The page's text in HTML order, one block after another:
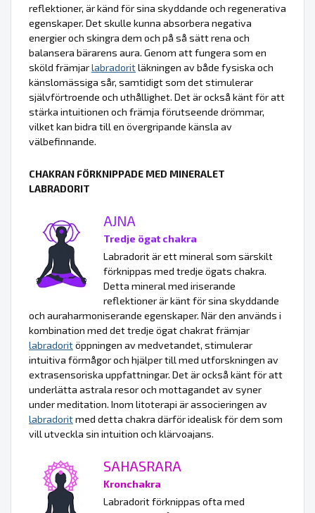
reflektioner, är känd för sina skyddande och regenerativa
egenskaper. Det skulle kunna absorbera negativa
energier och skingra dem och på så sätt rena och
balansera bärarens aura. Genom att fungera som en
sköld främjarlabradoritläkningen av både fysiska och
känslomässiga sår, samtidigt som det stimulerar
självförtroende och uthållighet. Det är också känt för att
stärka intuitionen och främja förutseende drömmar,
vilket kan bidra till en övergripande känsla av
välbefinnande.
CHAKRAN FÖRKNIPPADE MED MINERALET
LABRADORIT
AJNA
Tredje ögat chakra
Labradorit är ett mineral som särskilt
förknippas med tredje ögats chakra.
Detta mineral med iriserande
reflektioner är känt för sina skyddande
och auraharmoniserande egenskaper. När den används i
kombination med det tredje ögat chakrat främjar
labradoritöppningen av medvetandet, stimulerar
intuitiva förmågor och hjälper till med utforskningen av
extrasensoriska uppfattningar. Det är också känt för att
underlätta astrala resor och mottagandet av syner
under meditation. Inom litoterapi är associeringen av
labradoritmed detta chakra därför idealisk för dem som
vill utveckla sin intuition och klärvoajans.
SAHASRARA
Kronchakra
Labradorit förknippas ofta med